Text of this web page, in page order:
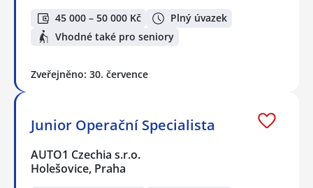
45 000 – 50 000 Kč
Plný úvazek
Vhodné také pro seniory
Zveřejněno: 30. července
Junior Operační Specialista
AUTO1 Czechia s.r.o.
Holešovice, Praha